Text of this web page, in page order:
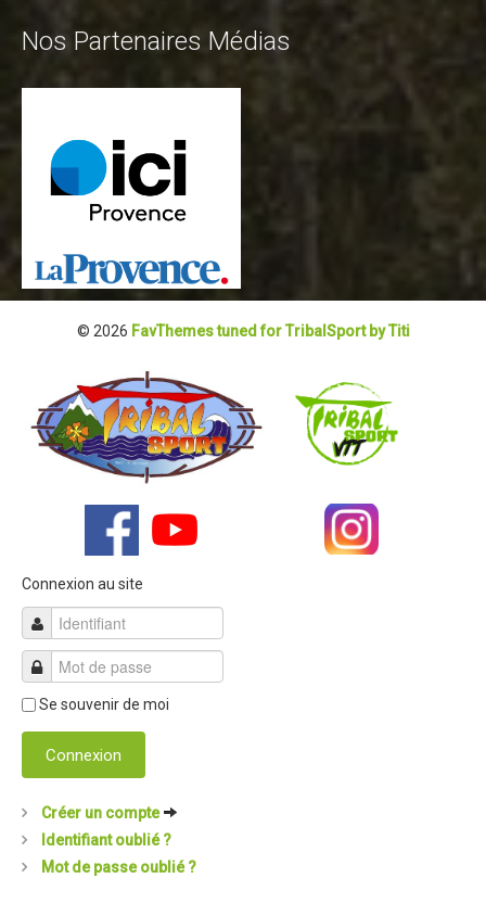
Nos Partenaires Médias
© 2026 FavThemes tuned for TribalSport by Titi
Connexion au site
Se souvenir de moi
Connexion
Créer un compte
Identifiant oublié ?
Mot de passe oublié ?